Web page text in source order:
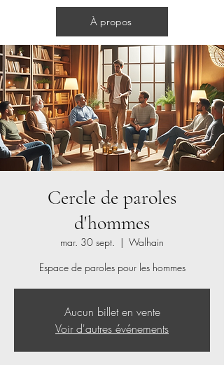
Cercles d'hommesÀ propos
Cercle de paroles
d'hommes
mar. 30 sept.
  |
Walhain
Espace de paroles pour les hommes
Aucun billet en vente
Voir d'autres événements